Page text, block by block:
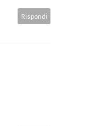
Rispondi